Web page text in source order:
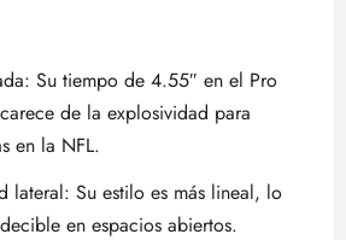
Su tiempo de 4.55″ en el Pro
de la explosividad para
en la NFL.
lateral: Su estilo es más lineal, lo
en espacios abiertos.